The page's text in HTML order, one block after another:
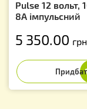
Pulse 12 вольт,
8А імпульсний
5 350.00 грн.